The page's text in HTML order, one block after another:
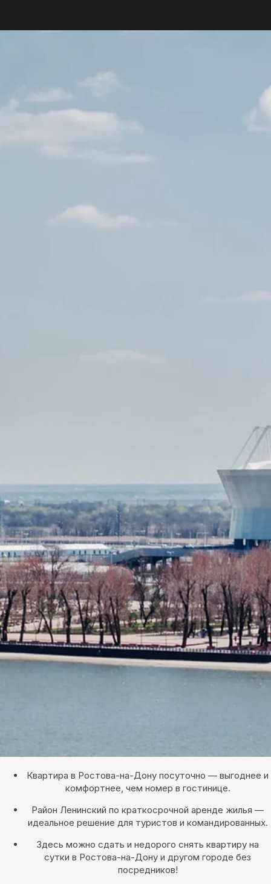
Квартира в Ростова-на-Дону посуточно — выгоднее и
комфортнее, чем номер в гостинице.
Район Ленинский по краткосрочной аренде жилья —
идеальное решение для туристов и командированных.
Здесь можно сдать и недорого снять квартиру на
сутки в Ростова-на-Дону и другом городе без
посредников!